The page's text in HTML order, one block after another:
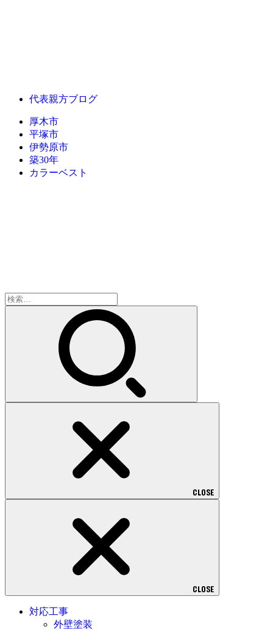
代表親方ブログ
厚木市
平塚市
伊勢原市
築30年
カラーベスト
検
索:
CLOSE
CLOSE
対応工事
外壁塗装